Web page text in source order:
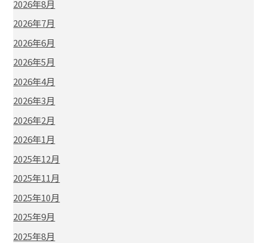
2026年8月
2026年7月
2026年6月
2026年5月
2026年4月
2026年3月
2026年2月
2026年1月
2025年12月
2025年11月
2025年10月
2025年9月
2025年8月